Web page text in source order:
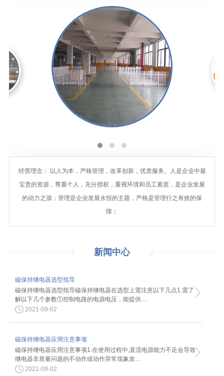
经营理念： 以人为本，严格管理，改革创新，优质服务。人是企业中最
宝贵的资源，尊重个人，充分授权，重视环境和员工素质，是企业发展
的动力之源；管理是企业发展永恒的主题，严格是管理行之有效的保
障；
新闻 中心
磁保持继电器选型指导
磁保持继电器选型指导磁保持继电器在选型上需注意以下几点1.需了
解以下几个参数①控制电路的电源电压，能提供…
2021-09-02
磁保持继电器应用注意事项
磁保持继电器应用注意事项1.在使用过程中,直流电源能力不足会导致
继电器非质量问题的不动作或动作异常现象发…
2021-09-02